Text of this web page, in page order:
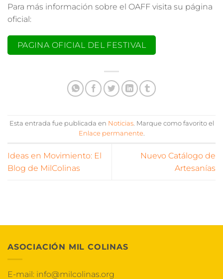
Para más información sobre el OAFF visita su página
oficial:
PAGINA OFICIAL DEL FESTIVAL
Esta entrada fue publicada en Noticias. Marque como favorito el
Enlace permanente.
Ideas en Movimiento: El
Blog de MilColinas
Nuevo Catálogo de
Artesanías
ASOCIACIÓN MIL COLINAS
E-mail: info@milcolinas.org